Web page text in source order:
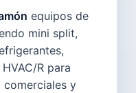
equipos de
mini split,
R para
comerciales y